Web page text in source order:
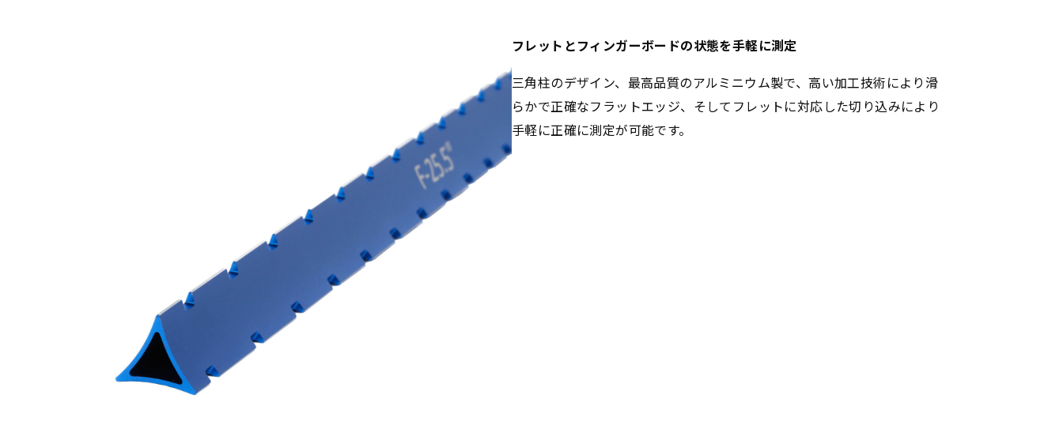
フレットとフィンガーボードの状態を手軽に測定
三角柱のデザイン、最高品質のアルミニウム製で、高い加工技術により滑
らかで正確なフラットエッジ、そしてフレットに対応した切り込みにより
手軽に正確に測定が可能です。